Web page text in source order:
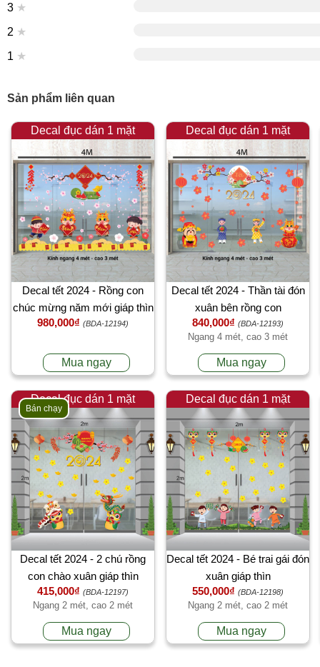
3 ★
2 ★
1 ★
Sản phẩm liên quan
Decal đục dán 1 mặt
Decal tết 2024 - Rồng con
chúc mừng năm mới giáp thìn
980,000₫ (BDA-12194)
Mua ngay
Decal đục dán 1 mặt
Decal tết 2024 - Thần tài đón
xuân bên rồng con
840,000₫ (BDA-12193)
Ngang 4 mét, cao 3 mét
Mua ngay
Decal đục dán 1 mặt
Bán chạy
Decal tết 2024 - 2 chú rồng
con chào xuân giáp thìn
415,000₫ (BDA-12197)
Ngang 2 mét, cao 2 mét
Mua ngay
Decal đục dán 1 mặt
Decal tết 2024 - Bé trai gái đón
xuân giáp thìn
550,000₫ (BDA-12198)
Ngang 2 mét, cao 2 mét
Mua ngay